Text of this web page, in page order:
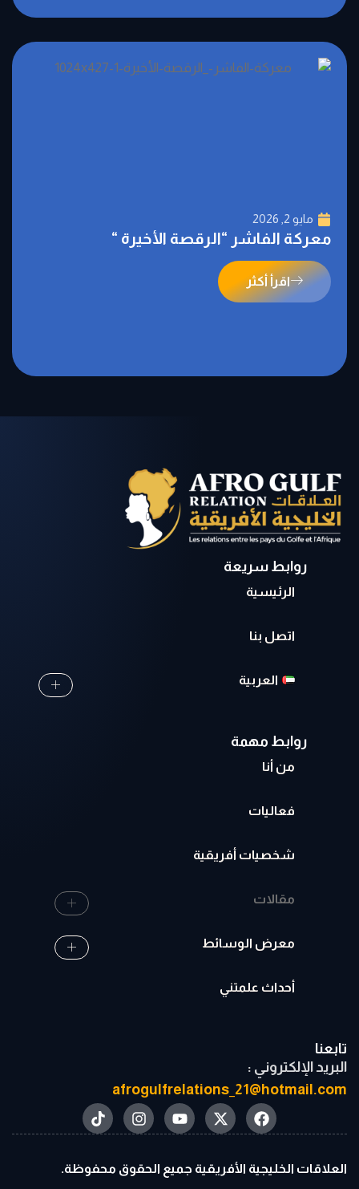
مايو 2, 2026
معركة الفاشر “الرقصة الأخيرة “
اقرأ أكثر
روابط سريعة
الرئيسية
اتصل بنا
العربية
روابط مهمة
من أنا
فعاليات
شخصيات أفريقية
مقالات
معرض الوسائط
أحداث علمتني
تابعنا
البريد الإلكتروني :
afrogulfrelations_21@hotmail.com
العلاقات الخليجية الأفريقية جميع الحقوق محفوظة.